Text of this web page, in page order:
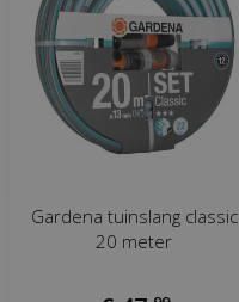
Gardena tuinslang classic
20 meter